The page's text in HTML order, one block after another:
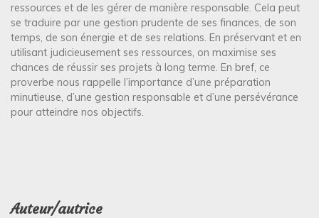
ressources et de les gérer de manière responsable. Cela peut
se traduire par une gestion prudente de ses finances, de son
temps, de son énergie et de ses relations. En préservant et en
utilisant judicieusement ses ressources, on maximise ses
chances de réussir ses projets à long terme. En bref, ce
proverbe nous rappelle l’importance d’une préparation
minutieuse, d’une gestion responsable et d’une persévérance
pour atteindre nos objectifs.
Auteur/autrice